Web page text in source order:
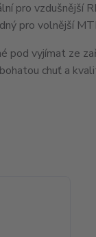
pro vzdušnější
pro volnější
pod vyjímat ze
chuť a